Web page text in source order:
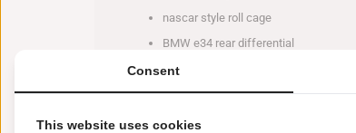
nascar style roll cage
BMW e34 rear differential
adjustable coil overs
Front and rear bash bars
Consent
This website uses cookies